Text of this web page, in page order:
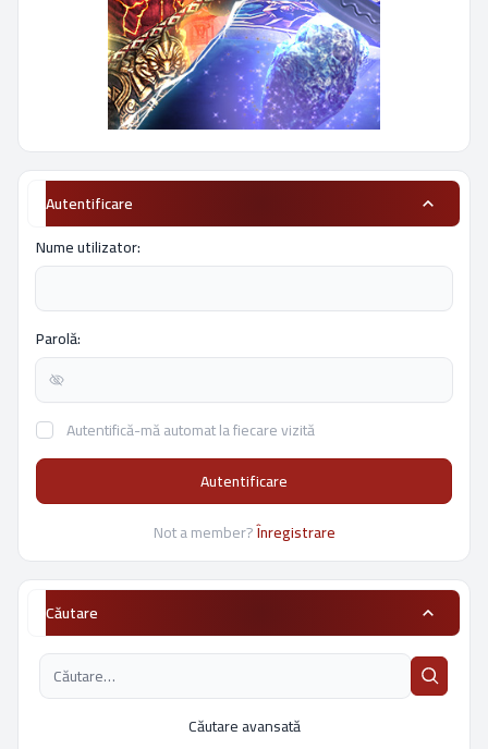
Autentificare
Nume utilizator:
Parolă:
Autentifică-mă automat la fiecare vizită
Autentificare
Not a member?Înregistrare
Căutare
Căutare avansată